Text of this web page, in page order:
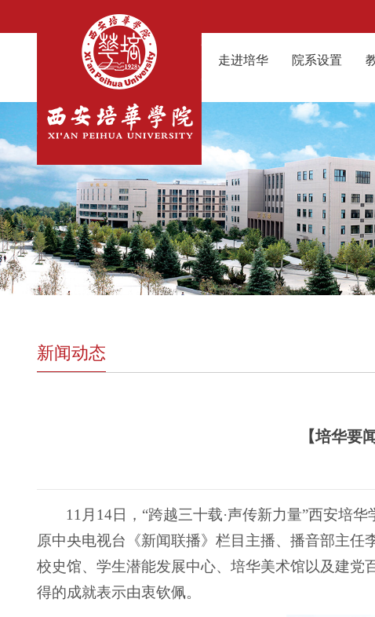
走进培华 院系设置
新闻动态
【培华要
11月14日，“跨越三十载·声传新力量”西安培
原中央电视台《新闻联播》栏目主播、播音部主
校史馆、学生潜能发展中心、培华美术馆以及建党
得的成就表示由衷钦佩。